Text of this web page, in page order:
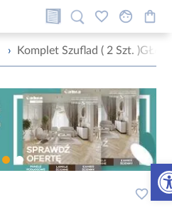
› Komplet Szuflad ( 2 Szt.